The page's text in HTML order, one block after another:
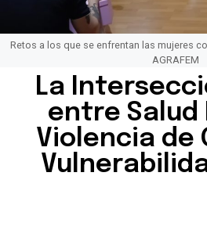
Retos a los que se enfrentan las mujeres
AGRAFEM
La
entre Salud
Violencia de